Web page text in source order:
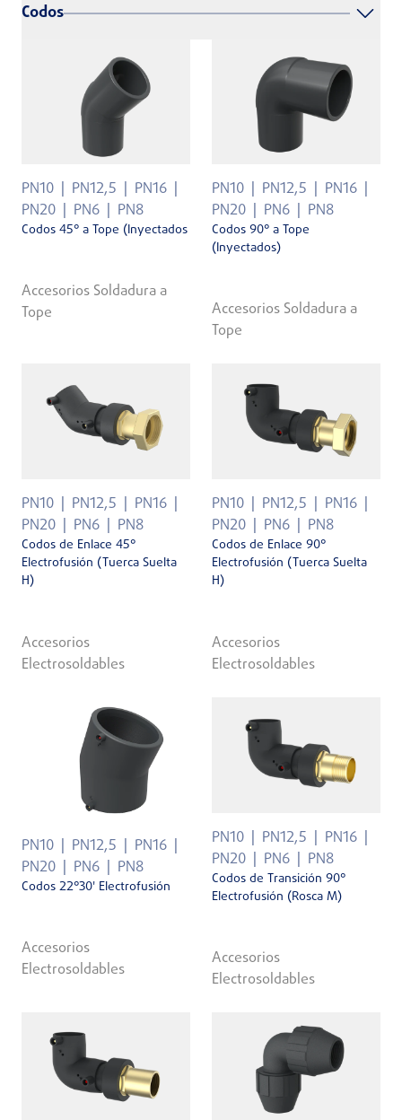
Codos
PN10 PN12,5
PN16
PN20
PN6 PN8
Codos 45° a Tope (Inyectados
Accesorios Soldadura a
Tope
PN10 PN12,5
PN16
PN20
PN6 PN8
Codos 90° a Tope
(Inyectados)
Accesorios Soldadura a
Tope
PN10 PN12,5
PN16
PN20
PN6 PN8
Codos de Enlace 45°
Electrofusión (Tuerca Suelta
H)
Accesorios
Electrosoldables
PN10 PN12,5
PN16
PN20
PN6 PN8
Codos de Enlace 90°
Electrofusión (Tuerca Suelta
H)
Accesorios
Electrosoldables
PN10 PN12,5
PN16
PN20
PN6 PN8
Codos 22°30' Electrofusión
Accesorios
Electrosoldables
PN10 PN12,5
PN16
PN20
PN6 PN8
Codos de Transición 90°
Electrofusión (Rosca M)
Accesorios
Electrosoldables